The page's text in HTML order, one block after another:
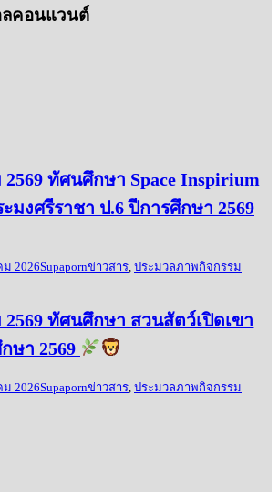
ลคอนแวนต์
ทัศนศึกษา Space Inspirium
มงศรีราชา ป.6 ปีการศึกษา 2569
2026Supapornข่าวสาร, ประมวลภาพกิจกรรม
2569 ทัศนศึกษา สวนสัตว์เปิดเขา
ษา 2569
2026Supapornข่าวสาร ประมวลภาพกิจกรรม